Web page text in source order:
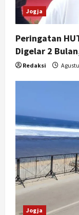
n Jogja
Peringatan
Digelar 2
Redaksi
Jogja